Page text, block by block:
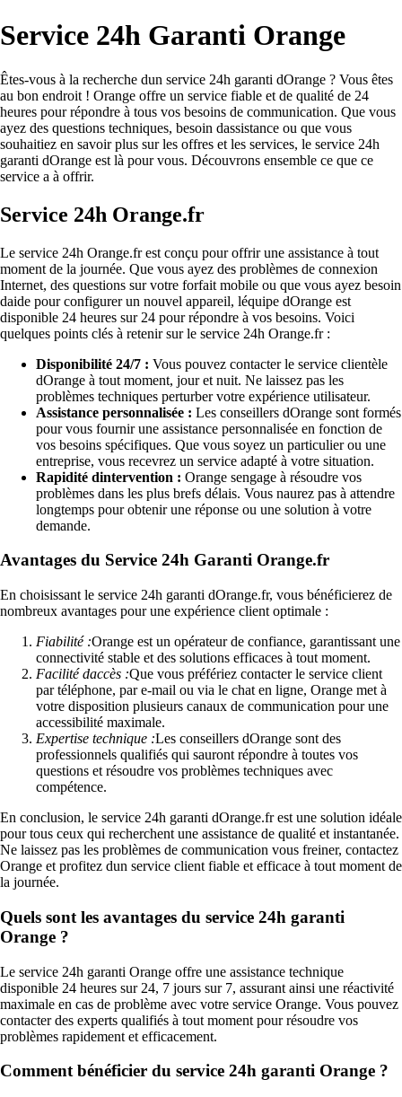
Service 24h Garanti Orange
Êtes-vous à la recherche dun service 24h garanti dOrange ? Vous êtes
au bon endroit ! Orange offre un service fiable et de qualité de 24
heures pour répondre à tous vos besoins de communication. Que vous
ayez des questions techniques, besoin dassistance ou que vous
souhaitiez en savoir plus sur les offres et les services, le service 24h
garanti dOrange est là pour vous. Découvrons ensemble ce que ce
service a à offrir.
Service 24h Orange.fr
Le service 24h Orange.fr est conçu pour offrir une assistance à tout
moment de la journée. Que vous ayez des problèmes de connexion
Internet, des questions sur votre forfait mobile ou que vous ayez besoin
daide pour configurer un nouvel appareil, léquipe dOrange est
disponible 24 heures sur 24 pour répondre à vos besoins. Voici
quelques points clés à retenir sur le service 24h Orange.fr :
Disponibilité 24/7 : Vous pouvez contacter le service clientèle
dOrange à tout moment, jour et nuit. Ne laissez pas les
problèmes techniques perturber votre expérience utilisateur.
Assistance personnalisée : Les conseillers dOrange sont formés
pour vous fournir une assistance personnalisée en fonction de
vos besoins spécifiques. Que vous soyez un particulier ou une
entreprise, vous recevrez un service adapté à votre situation.
Rapidité dintervention : Orange sengage à résoudre vos
problèmes dans les plus brefs délais. Vous naurez pas à attendre
longtemps pour obtenir une réponse ou une solution à votre
demande.
Avantages du Service 24h Garanti Orange.fr
En choisissant le service 24h garanti dOrange.fr, vous bénéficierez de
nombreux avantages pour une expérience client optimale :
Fiabilité :Orange est un opérateur de confiance, garantissant une
connectivité stable et des solutions efficaces à tout moment.
Facilité daccès :Que vous préfériez contacter le service client
par téléphone, par e-mail ou via le chat en ligne, Orange met à
votre disposition plusieurs canaux de communication pour une
accessibilité maximale.
Expertise technique :Les conseillers dOrange sont des
professionnels qualifiés qui sauront répondre à toutes vos
questions et résoudre vos problèmes techniques avec
compétence.
En conclusion, le service 24h garanti dOrange.fr est une solution idéale
pour tous ceux qui recherchent une assistance de qualité et instantanée.
Ne laissez pas les problèmes de communication vous freiner, contactez
Orange et profitez dun service client fiable et efficace à tout moment de
la journée.
Quels sont les avantages du service 24h garanti
Orange ?
Le service 24h garanti Orange offre une assistance technique
disponible 24 heures sur 24, 7 jours sur 7, assurant ainsi une réactivité
maximale en cas de problème avec votre service Orange. Vous pouvez
contacter des experts qualifiés à tout moment pour résoudre vos
problèmes rapidement et efficacement.
Comment bénéficier du service 24h garanti Orange ?